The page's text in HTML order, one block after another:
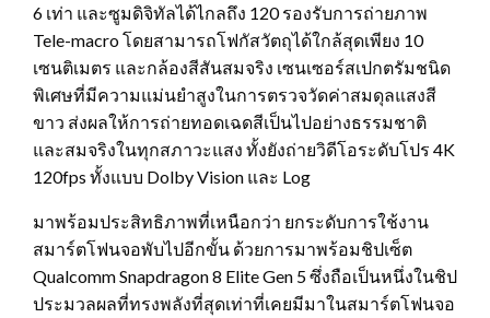
6 เท่า และซูมดิจิทัลได้ไกลถึง 120 รองรับการถ่ายภาพ
Tele-macro โดยสามารถโฟกัสวัตถุได้ใกล้สุดเพียง 10
เซนติเมตร และกล้องสีสันสมจริง เซนเซอร์สเปกตรัมชนิด
พิเศษที่มีความแม่นยำสูงในการตรวจวัดค่าสมดุลแสงสี
ขาว ส่งผลให้การถ่ายทอดเฉดสีเป็นไปอย่างธรรมชาติ
และสมจริงในทุกสภาวะแสง ทั้งยังถ่ายวิดีโอระดับโปร 4K
120fps ทั้งแบบ Dolby Vision และ Log
มาพร้อมประสิทธิภาพที่เหนือกว่า ยกระดับการใช้งาน
สมาร์ตโฟนจอพับไปอีกขั้น ด้วยการมาพร้อมชิปเซ็ต
Qualcomm Snapdragon 8 Elite Gen 5 ซึ่งถือเป็นหนึ่งในชิป
ประมวลผลที่ทรงพลังที่สุดเท่าที่เคยมีมาในสมาร์ตโฟนจอ